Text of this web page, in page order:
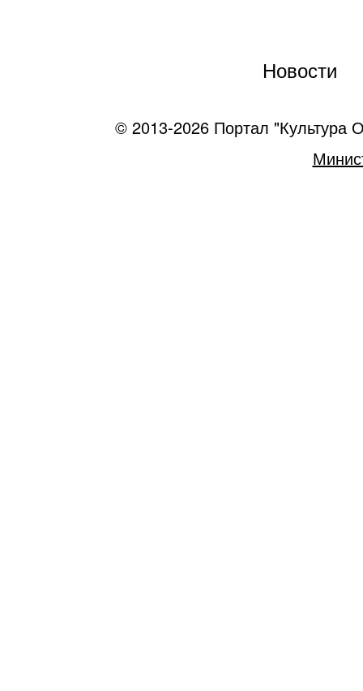
Новости
© 2013-2026 Портал "Культура